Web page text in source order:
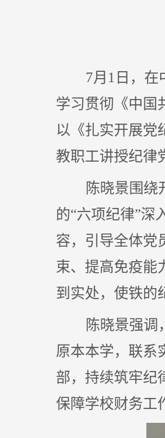
7月 1 日， 在
学习贯彻《中国
以《扎实开展党
教职工讲授纪律
陈晓景围绕
的“六项纪律”深
容，引导全体党
束、提高免疫能
到实处，使铁的
陈晓景强调
原本本学， 联系
部，持续筑牢纪
保障学校财务工